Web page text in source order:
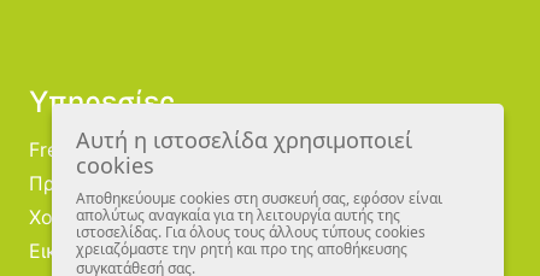
Υπηρεσίες
Free Publishing
Προμηθευτές
Χονδρική
Εικονογράφοι
Αυτή η ιστοσελίδα χρησιμοποιεί
cookies
Αποθηκεύουμε cookies στη συσκευή σας, εφόσον είναι
απολύτως αναγκαία για τη λειτουργία αυτής της
ιστοσελίδας. Για όλους τους άλλους τύπους cookies
χρειαζόμαστε την ρητή και προ της αποθήκευσης
συγκατάθεσή σας.